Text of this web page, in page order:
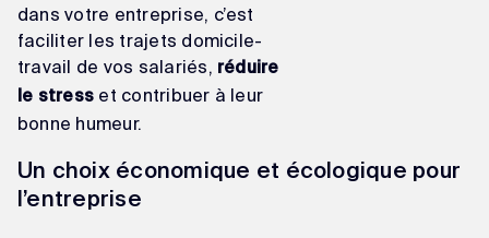
dans votre entreprise, c’est
faciliter les trajets domicile-
travail de vos salariés,
réduire
le stress et contribuer à leur
bonne humeur.
Un choix économique et écologique pour
l’entreprise